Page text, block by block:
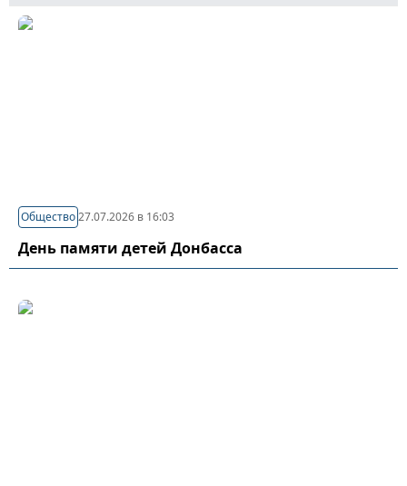
Общество27.07.2026 в 16:03
День памяти детей Донбасса